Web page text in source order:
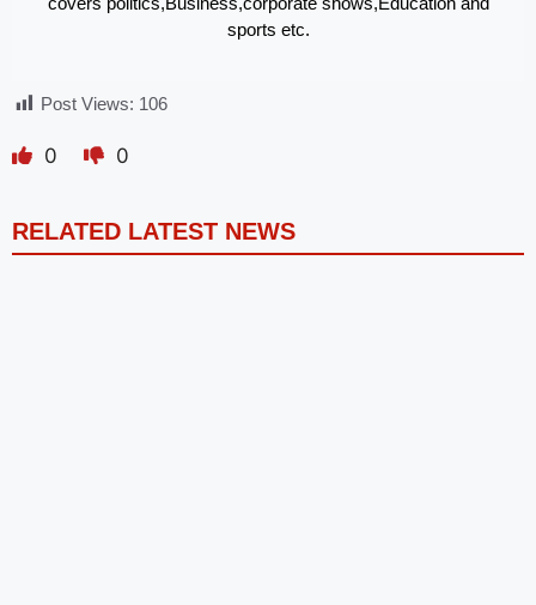
sports etc.
Post Views: 106
0 0
RELATED LATEST NEWS